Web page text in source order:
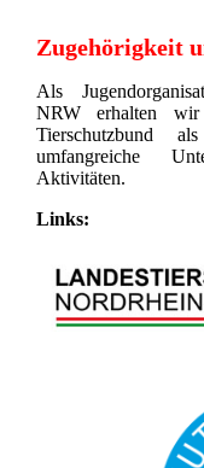
Zugehörigkeit
Als
NRW erhalten
Tierschutzbund
umfangreiche
Aktivitäten.
Links: